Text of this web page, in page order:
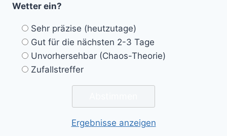
Wetter ein?
Sehr präzise (heutzutage)
Gut für die nächsten 2-3 Tage
Unvorhersehbar (Chaos-Theorie)
Zufallstreffer
Ergebnisse anzeigen